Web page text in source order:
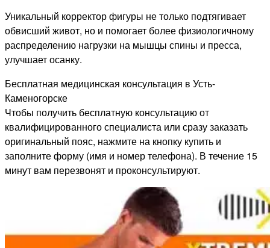
Уникальный корректор фигуры не только подтягивает
обвисший живот, но и помогает более физиологичному
распределению нагрузки на мышцы спины и пресса,
улучшает осанку.
Бесплатная медицинская консультация в Усть-
Каменогорске
Чтобы получить бесплатную консультацию от
квалифицированного специалиста или сразу заказать
оригинальный пояс, нажмите на кнопку купить и
заполните форму (имя и номер телефона). В течение 15
минут вам перезвонят и проконсультируют.